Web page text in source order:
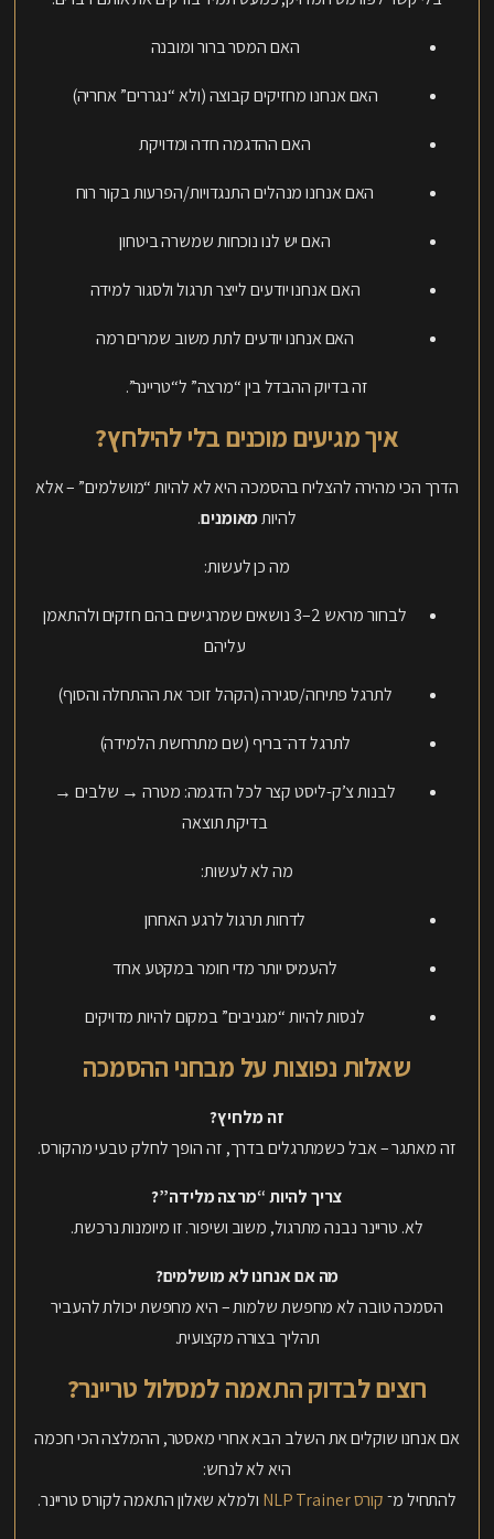
האם המסר ברור ומובנה
האם אנחנו מחזיקים קבוצה (ולא “נגררים” אחריה)
האם ההדגמה חדה ומדויקת
האם אנחנו מנהלים התנגדויות/הפרעות בקור רוח
האם יש לנו נוכחות שמשרה ביטחון
האם אנחנו יודעים לייצר תרגול ולסגור למידה
האם אנחנו יודעים לתת משוב שמרים רמה
זה בדיוק ההבדל בין “מרצה” ל“טריינר”.
איך מגיעים מוכנים בלי להילחץ?
הדרך הכי מהירה להצליח בהסמכה היא לא להיות “מושלמים” – אלא
להיותמאומנים.
מה כן לעשות:
לבחור מראש 2–3 נושאים שמרגישים בהם חזקים ולהתאמן
עליהם
לתרגל פתיחה/סגירה (הקהל זוכר את ההתחלה והסוף)
לתרגל דה־בריף (שם מתרחשת הלמידה)
לבנות צ’ק-ליסט קצר לכל הדגמה: מטרה → שלבים →
בדיקת תוצאה
מה לא לעשות:
לדחות תרגול לרגע האחרון
להעמיס יותר מדי חומר במקטע אחד
לנסות להיות “מגניבים” במקום להיות מדויקים
שאלות נפוצות על מבחני ההסמכה
זה מלחיץ?
זה מאתגר – אבל כשמתרגלים בדרך, זה הופך לחלק טבעי מהקורס.
צריך להיות “מרצה מלידה”?
לא. טריינר נבנה מתרגול, משוב ושיפור. זו מיומנות נרכשת.
מה אם אנחנו לא מושלמים?
הסמכה טובה לא מחפשת שלמות – היא מחפשת יכולת להעביר
תהליך בצורה מקצועית.
רוצים לבדוק התאמה למסלול טריינר?
אם אנחנו שוקלים את השלב הבא אחרי מאסטר, ההמלצה הכי חכמה
היא לא לנחש:
להתחיל מ־קורס NLP Trainer ולמלא שאלון התאמה לקורס טריינר.